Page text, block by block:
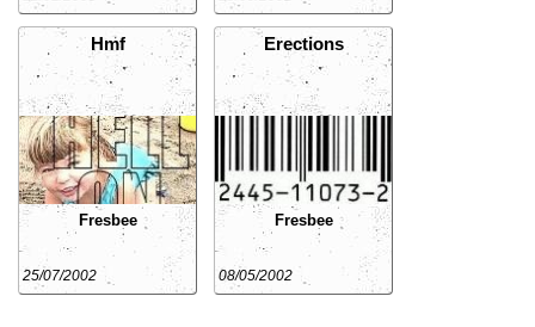
Hmf
Fresbee
25/07/2002
Erections
Fresbee
08/05/2002